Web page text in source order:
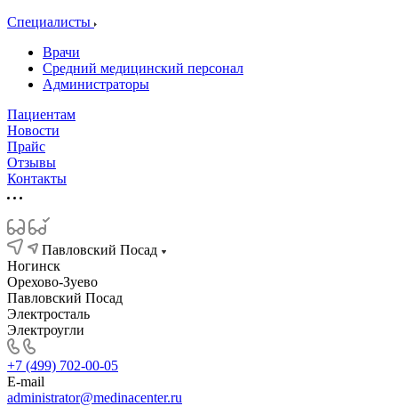
Специалисты
Врачи
Средний медицинский персонал
Администраторы
Пациентам
Новости
Прайс
Отзывы
Контакты
Павловский Посад
Ногинск
Орехово-Зуево
Павловский Посад
Электросталь
Электроугли
+7 (499) 702-00-05
E-mail
administrator@medinacenter.ru